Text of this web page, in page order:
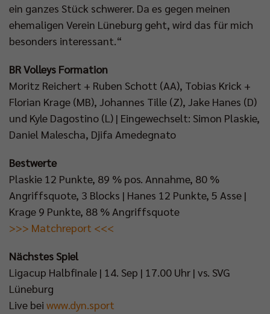
ein ganzes Stück schwerer. Da es gegen meinen
ehemaligen Verein Lüneburg geht, wird das für mich
besonders interessant.“
BR Volleys Formation
Moritz Reichert + Ruben Schott (AA), Tobias Krick +
Florian Krage (MB), Johannes Tille (Z), Jake Hanes (D)
und Kyle Dagostino (L) | Eingewechselt: Simon Plaskie,
Daniel Malescha, Djifa Amedegnato
Bestwerte
Plaskie 12 Punkte, 89 % pos. Annahme, 80 %
Angriffsquote, 3 Blocks | Hanes 12 Punkte, 5 Asse |
Krage 9 Punkte, 88 % Angriffsquote
>>> Matchreport <<<
Nächstes Spiel
Ligacup Halbfinale | 14. Sep | 17.00 Uhr | vs. SVG
Lüneburg
Live bei www.dyn.sport